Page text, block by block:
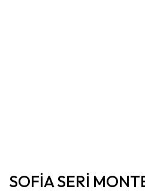
SOFİA SERİ